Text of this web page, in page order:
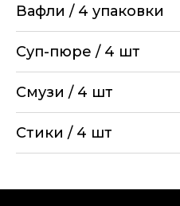
Вафли / 4 упаковки
Суп-пюре / 4 шт
Смузи / 4 шт
Стики / 4 шт
ИНН: 5038175016 ОГРН: 1235000031881
ЗДОРОВЬЕ. МОЛОДОСТЬ. КРАСОТА